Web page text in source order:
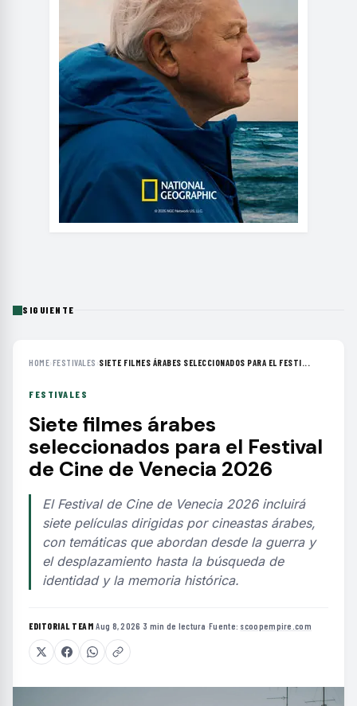
SIGUIENTE
HOME›FESTIVALES ›SIETE FILMES ÁRABES SELECCIONADOS PARA EL FESTI...
FESTIVALES
Siete filmes árabes
seleccionados para el Festival
de Cine de Venecia 2026
El Festival de Cine de Venecia 2026 incluirá
siete películas dirigidas por cineastas árabes,
con temáticas que abordan desde la guerra y
el desplazamiento hasta la búsqueda de
identidad y la memoria histórica.
EDITORIAL TEAM·Aug 8, 2026 ·3 min de lectura ·Fuente: scoopempire.com